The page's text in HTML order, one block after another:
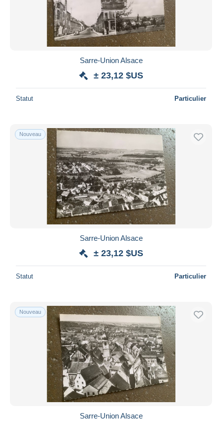
Sarre-Union Alsace
± 23,12 $US
Statut Particulier
Nouveau
Sarre-Union Alsace
± 23,12 $US
Statut Particulier
Nouveau
Sarre-Union Alsace